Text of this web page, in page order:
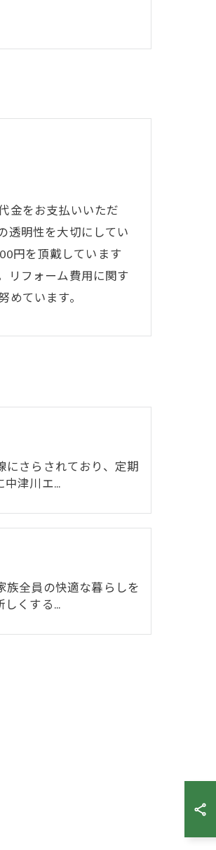
金をお支払いいただ
透明性を大切にしてい
円を頂戴しています
リフォーム費用に関す
ています。
にさらされており、定期
中津川エ…
全員の快適な暮らしを
しくする…